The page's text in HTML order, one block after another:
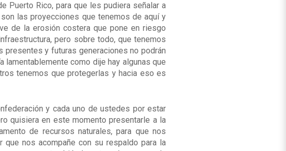
Puerto Rico, para que les pudiera señalar a
las proyecciones que tenemos de aquí y
de la erosión costera que pone en riesgo
pero sobre todo, que tenemos
y futuras generaciones no podrán
como dije hay algunas que
tenemos que protegerlas y hacia eso es
y cada uno de ustedes por estar
quisiera en este momento presentarle a la
de recursos naturales, para que nos
nos acompañe con su respaldo para la